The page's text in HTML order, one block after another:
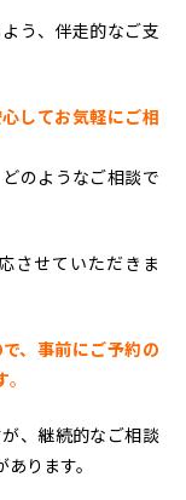
う、伴走的なご支
してお気軽にご相
のようなご相談で
させていただきま
、事前にご予約の
。
、継続的なご相談
ります。